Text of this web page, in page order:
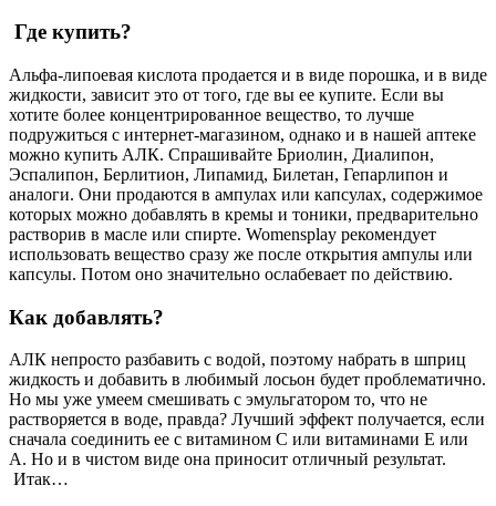
Где купить?
Альфа-липоевая кислота продается и в виде порошка, и в виде
жидкости, зависит это от того, где вы ее купите. Если вы
хотите более концентрированное вещество, то лучше
подружиться с интернет-магазином, однако и в нашей аптеке
можно купить АЛК. Спрашивайте Бриолин, Диалипон,
Эспалипон, Берлитион, Липамид, Билетан, Гепарлипон и
аналоги. Они продаются в ампулах или капсулах, содержимое
которых можно добавлять в кремы и тоники, предварительно
растворив в масле или спирте. Womensplay рекомендует
использовать вещество сразу же после открытия ампулы или
капсулы. Потом оно значительно ослабевает по действию.
Как добавлять?
АЛК непросто разбавить с водой, поэтому набрать в шприц
жидкость и добавить в любимый лосьон будет проблематично.
Но мы уже умеем смешивать с эмульгатором то, что не
растворяется в воде, правда? Лучший эффект получается, если
сначала соединить ее с витамином С или витаминами Е или
А. Но и в чистом виде она приносит отличный результат.
Итак…